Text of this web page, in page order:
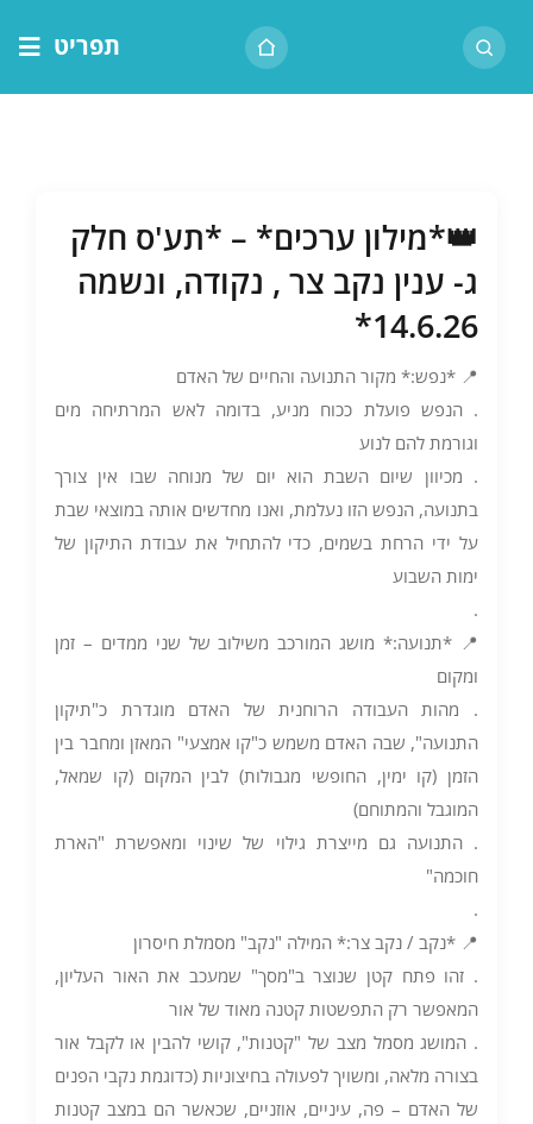
לתוכן
תפריט
שיעור יומי
מאמרים
👑*מילון ערכים* – *תע'ס חלק
ג- ענין נקב צר , נקודה, ונשמה
14.6.26*
📍 *נפש:* מקור התנועה והחיים של האדם
. הנפש פועלת ככוח מניע, בדומה לאש המרתיחה מים
וגורמת להם לנוע
. מכיוון שיום השבת הוא יום של מנוחה שבו אין צורך
בתנועה, הנפש הזו נעלמת, ואנו מחדשים אותה במוצאי שבת
על ידי הרחת בשמים, כדי להתחיל את עבודת התיקון של
ימות השבוע
.
📍 *תנועה:* מושג המורכב משילוב של שני ממדים – זמן
ומקום
. מהות העבודה הרוחנית של האדם מוגדרת כ"תיקון
התנועה", שבה האדם משמש כ"קו אמצעי" המאזן ומחבר בין
הזמן (קו ימין, החופשי מגבולות) לבין המקום (קו שמאל,
המוגבל והמתוחם)
. התנועה גם מייצרת גילוי של שינוי ומאפשרת "הארת
חוכמה"
.
📍 *נקב / נקב צר:* המילה "נקב" מסמלת חיסרון
. זהו פתח קטן שנוצר ב"מסך" שמעכב את האור העליון,
המאפשר רק התפשטות קטנה מאוד של אור
. המושג מסמל מצב של "קטנות", קושי להבין או לקבל אור
בצורה מלאה, ומשויך לפעולה בחיצוניות (כדוגמת נקבי הפנים
של האדם – פה, עיניים, אוזניים, שכאשר הם במצב קטנות